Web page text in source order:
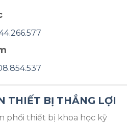
THIẾT BỊ THẮNG LỢI
phối thiết bị khoa học kỹ